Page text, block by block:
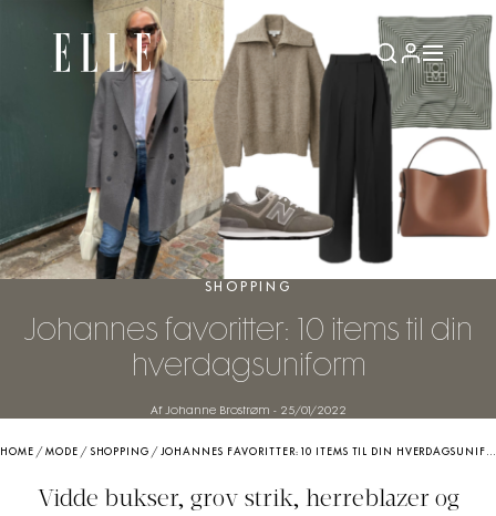
SHOPPING
Johannes favoritter: 10 items til din
hverdagsuniform
Af Johanne Brostrøm - 25/01/2022
HOME /MODE / SHOPPING / JOHANNES FAVORITTER: 10 ITEMS TIL DIN HVERDAGSUNIFORM
Vidde bukser, grov strik, herreblazer og